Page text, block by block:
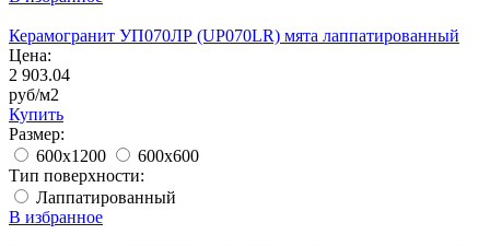
Керамогранит УП070ЛР (UP070LR) мята лаппатированный
Цена:
2 903.04
руб/м2
Купить
Размер:
600x1200
600x600
Тип поверхности:
Лаппатированный
В избранное